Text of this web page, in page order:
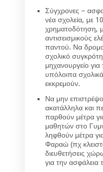
Σύγχρονες –
νέα σχολεία, με
χρηματοδότηση,
αντισεισμικούς
παντού. Να
σχολικό
μηχανουργείο
υπόλοιπα
εκκρεμούν.
Να μην
ακατάλληλα και
παρθούν μέτρα
μαθητών στο
ληφθούν μέτρα
Φαραώ (πχ
διευθετήσεις
για την